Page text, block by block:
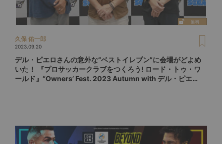
久保 佑一郎
2023.09.20
デル・ピエロさんの意外な“ベストイレブン”に会場がどよめ
いた！ 『プロサッカークラブをつくろう! ロード・トゥ・ワ
ールド』“Owners’ Fest. 2023 Autumn with デル・ピエ